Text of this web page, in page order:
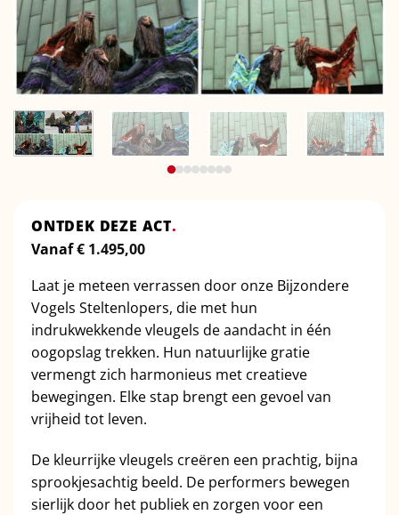
ONTDEK DEZE ACT.
Vanaf€ 1.495,00
Laat je meteen verrassen door onze Bijzondere
Vogels Steltenlopers, die met hun
indrukwekkende vleugels de aandacht in één
oogopslag trekken. Hun natuurlijke gratie
vermengt zich harmonieus met creatieve
bewegingen. Elke stap brengt een gevoel van
vrijheid tot leven.
De kleurrijke vleugels creëren een prachtig, bijna
sprookjesachtig beeld. De performers bewegen
sierlijk door het publiek en zorgen voor een